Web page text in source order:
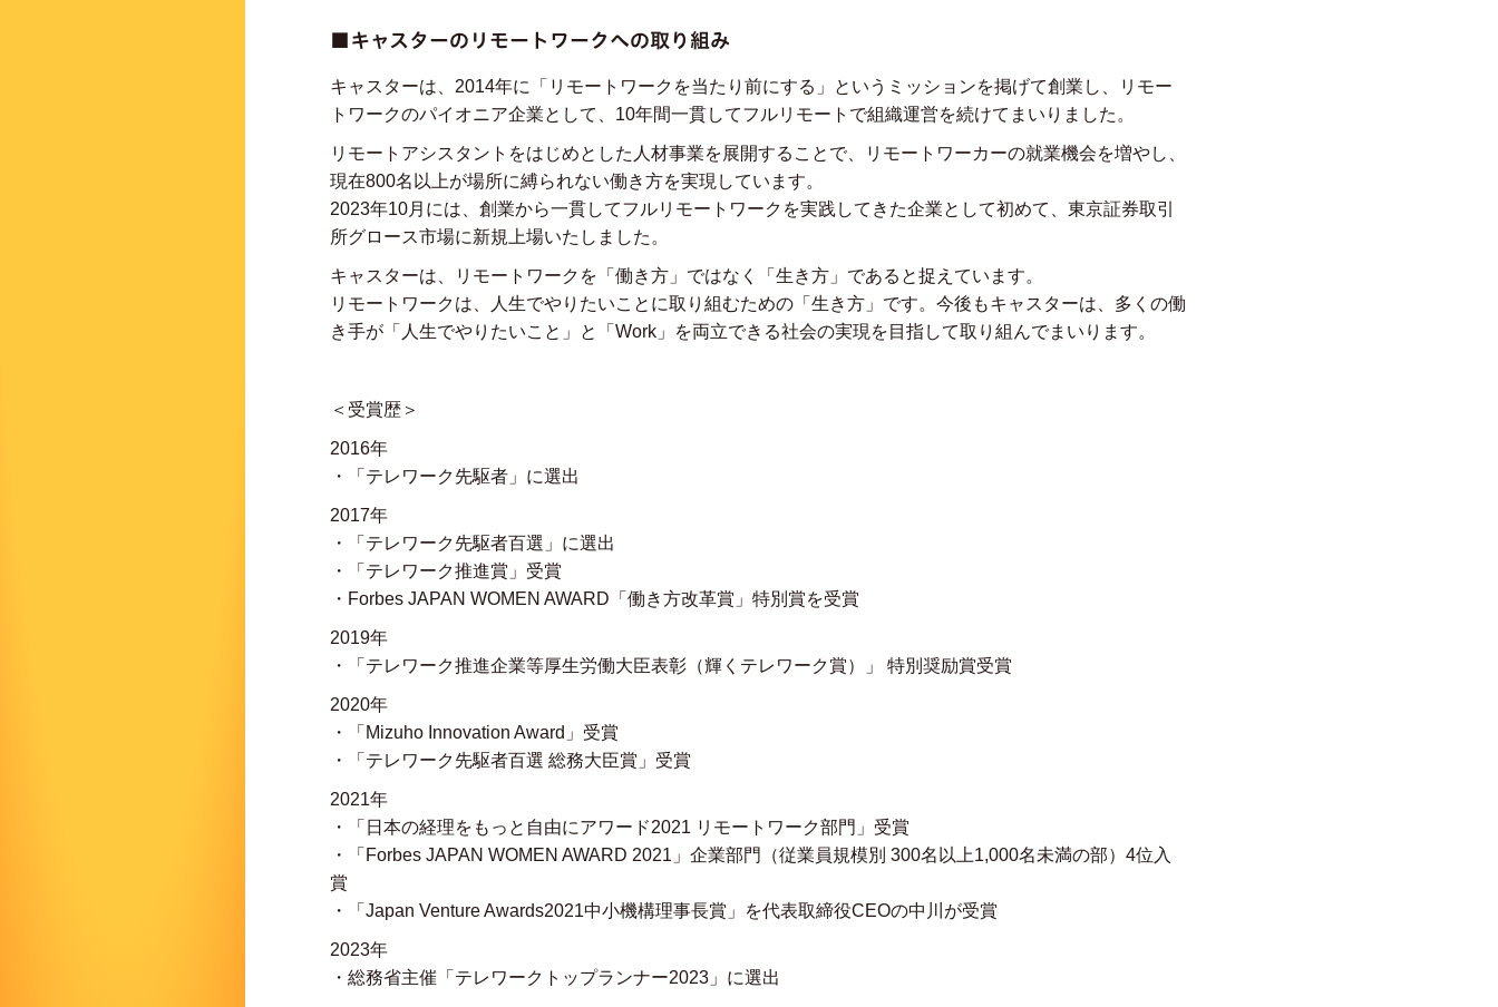
■キャスターのリモートワークへの取り組み
キャスターは、2014年に「リモートワークを当たり前にする」というミッションを掲げて創業し、リモー
トワークのパイオニア企業として、10年間一貫してフルリモートで組織運営を続けてまいりました。
リモートアシスタントをはじめとした人材事業を展開することで、リモートワーカーの就業機会を増やし、
現在800名以上が場所に縛られない働き方を実現しています。
2023年10月には、創業から一貫してフルリモートワークを実践してきた企業として初めて、東京証券取引
所グロース市場に新規上場いたしました。
キャスターは、リモートワークを「働き方」ではなく「生き方」であると捉えています。
リモートワークは、人生でやりたいことに取り組むための「生き方」です。今後もキャスターは、多くの働
き手が「人生でやりたいこと」と「Work」を両立できる社会の実現を目指して取り組んでまいります。
＜受賞歴＞
2016年
・「テレワーク先駆者」に選出
2017年
・「テレワーク先駆者百選」に選出
・「テレワーク推進賞」受賞
・Forbes JAPAN WOMEN AWARD「働き方改革賞」特別賞を受賞
2019年
・「テレワーク推進企業等厚生労働大臣表彰（輝くテレワーク賞）」 特別奨励賞受賞
2020年
・「Mizuho Innovation Award」受賞
・「テレワーク先駆者百選 総務大臣賞」受賞
2021年
・「日本の経理をもっと自由にアワード2021 リモートワーク部門」受賞
・「Forbes JAPAN WOMEN AWARD 2021」企業部門（従業員規模別 300名以上1,000名未満の部）4位入
賞
・「Japan Venture Awards2021中小機構理事長賞」を代表取締役CEOの中川が受賞
2023年
・総務省主催「テレワークトップランナー2023」に選出